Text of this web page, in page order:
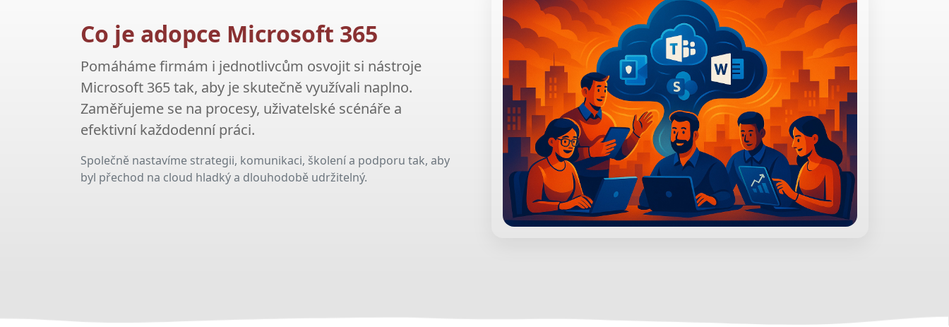
Co je adopce Microsoft 365
Pomáháme firmám i jednotlivcům osvojit si nástroje
Microsoft 365 tak, aby je skutečně využívali naplno.
Zaměřujeme se na procesy, uživatelské scénáře a
efektivní každodenní práci.
Společně nastavíme strategii, komunikaci, školení a podporu tak, aby
byl přechod na cloud hladký a dlouhodobě udržitelný.